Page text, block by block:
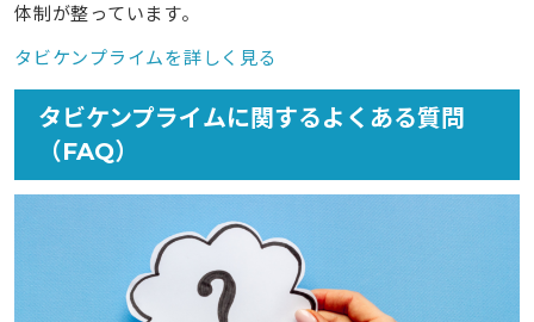
体制が整っています。
タビケンプライムを詳しく見る
タビケンプライムに関するよくある質問
（FAQ）